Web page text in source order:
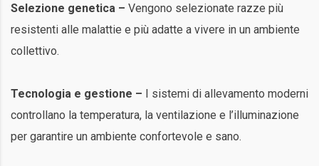
Selezione genetica – Vengono selezionate razze più
resistenti alle malattie e più adatte a vivere in un ambiente
collettivo.
Tecnologia e gestione – I sistemi di allevamento moderni
controllano la temperatura, la ventilazione e l’illuminazione
per garantire un ambiente confortevole e sano.